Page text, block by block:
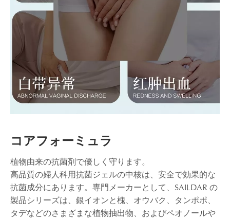
コアフォーミュラ
植物由来の抗菌剤で優しく守ります。
高品質の婦人科用抗菌ジェルの中核は、安全で効果的な
抗菌成分にあります。専門メーカーとして、SAILDAR の
製品シリーズは、銀イオンと槐、オウバク、タンポポ、
タデなどのさまざまな植物抽出物、およびペオノールや